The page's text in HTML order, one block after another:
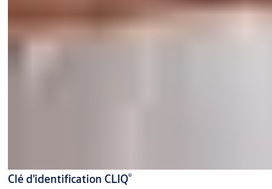
Clé d'identification CLIQ®